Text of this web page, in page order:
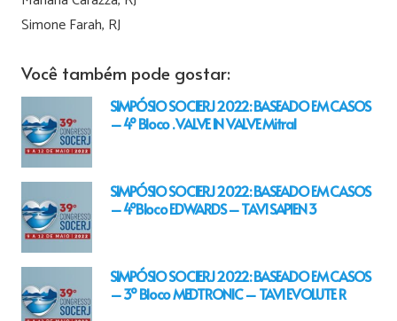
Simone Farah, RJ
Você também pode gostar:
SIMPÓSIO SOCIERJ 2022: BASEADO EM CASOS
– 4º Bloco . VALVE IN VALVE Mitral
SIMPÓSIO SOCIERJ 2022: BASEADO EM CASOS
– 4ºBloco EDWARDS – TAVI SAPIEN 3
SIMPÓSIO SOCIERJ 2022: BASEADO EM CASOS
– 3º Bloco MEDTRONIC – TAVI EVOLUTE R